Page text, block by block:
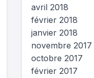
avril 2018
février 2018
janvier 2018
novembre 2017
octobre 2017
février 2017